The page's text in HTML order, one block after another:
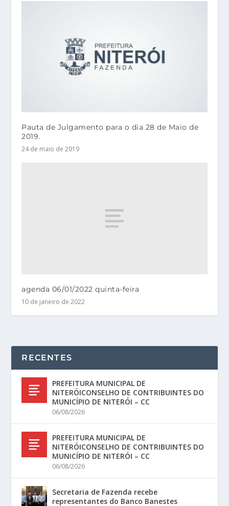
Pauta de Julgamento para o dia 28 de Maio de
2019.
24 de maio de 2019
agenda 06/01/2022 quinta-feira
10 de janeiro de 2022
RECENTES
PREFEITURA MUNICIPAL DE
NITERÓICONSELHO DE CONTRIBUINTES DO
MUNICÍPIO DE NITERÓI – CC
06/08/2026
PREFEITURA MUNICIPAL DE
NITERÓICONSELHO DE CONTRIBUINTES DO
MUNICÍPIO DE NITERÓI – CC
06/08/2026
Secretaria de Fazenda recebe
representantes do Banco Banestes